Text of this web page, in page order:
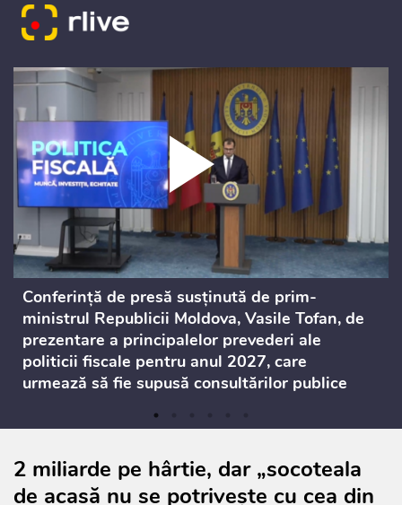
Conferință de presă susținută de prim-
ministrul Republicii Moldova, Vasile Tofan, de
prezentare a principalelor prevederi ale
politicii fiscale pentru anul 2027, care
urmează să fie supusă consultărilor publice
2 miliarde pe hârtie, dar „socoteala
de acasă nu se potrivește cu cea din